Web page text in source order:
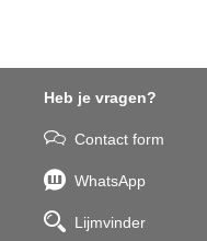
Heb je vragen?
Contact form
WhatsApp
Lijmvinder